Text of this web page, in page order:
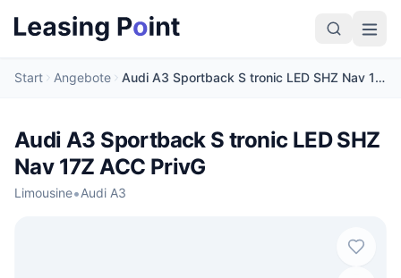
Start Angebote Audi A3 Sportback S tronic LED SHZ Nav 17Z ACC PrivG
Audi A3 Sportback S tronic LED SHZ
Nav 17Z ACC PrivG
Limousine•Audi A3